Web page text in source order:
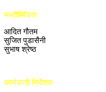
मल्टीमिडिया
आदित गौतम
सुजित पुडासैनी
सुभाष श्रेष्ठ
कार्यकारी निर्देशक